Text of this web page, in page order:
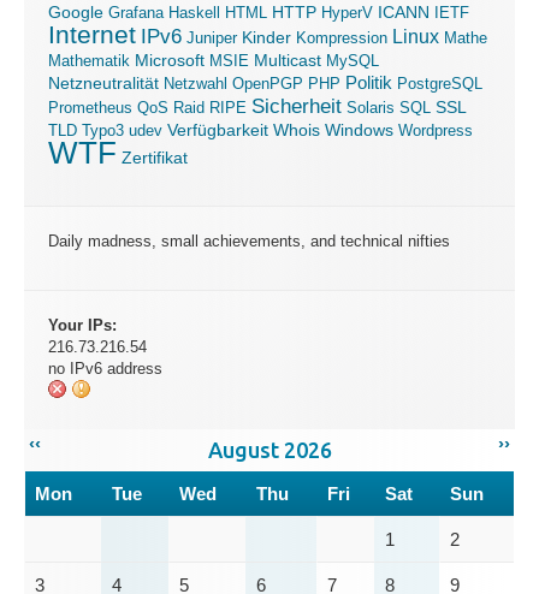
Google Grafana Haskell HTML HTTP HyperV ICANN IETF
Internet IPv6 Juniper Kinder Kompression Linux Mathe
Mathematik Microsoft MSIE Multicast MySQL
Netzneutralität Netzwahl OpenPGP PHP Politik PostgreSQL
Prometheus QoS Raid RIPE Sicherheit Solaris SQL SSL
TLD Typo3 udev Verfügbarkeit Whois Windows Wordpress
WTF Zertifikat
Daily madness, small achievements, and technical nifties
Your IPs:
216.73.216.54
no IPv6 address
‹‹ ››
August 2026
Mon Tue Wed Thu Fri Sat Sun
1 2
3 4 5 6 7 8 9